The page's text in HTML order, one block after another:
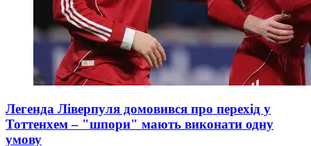
Легенда Ліверпуля домовився про перехід у
Тоттенхем – "шпори" мають виконати одну
умову